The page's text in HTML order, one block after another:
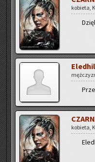
ko­bie­ta,
Ele­dhil
ko­bie­ta,